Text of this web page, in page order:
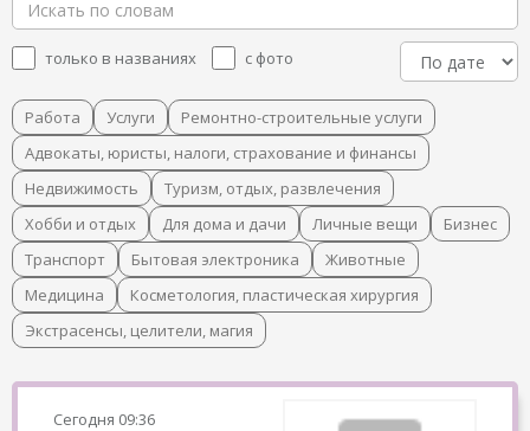
только в названиях с фото
Работа Услуги
Ремонтно-строительные услуги
Адвокаты, юристы, налоги, страхование и финансы
Недвижимость
Туризм, отдых, развлечения
Хобби и отдых
Для дома и дачи Личные вещи
Бизнес
Транспорт
Бытовая электроника
Животные
Медицина
Косметология, пластическая хирургия
Экстрасенсы, целители, магия
Сегодня 09:36